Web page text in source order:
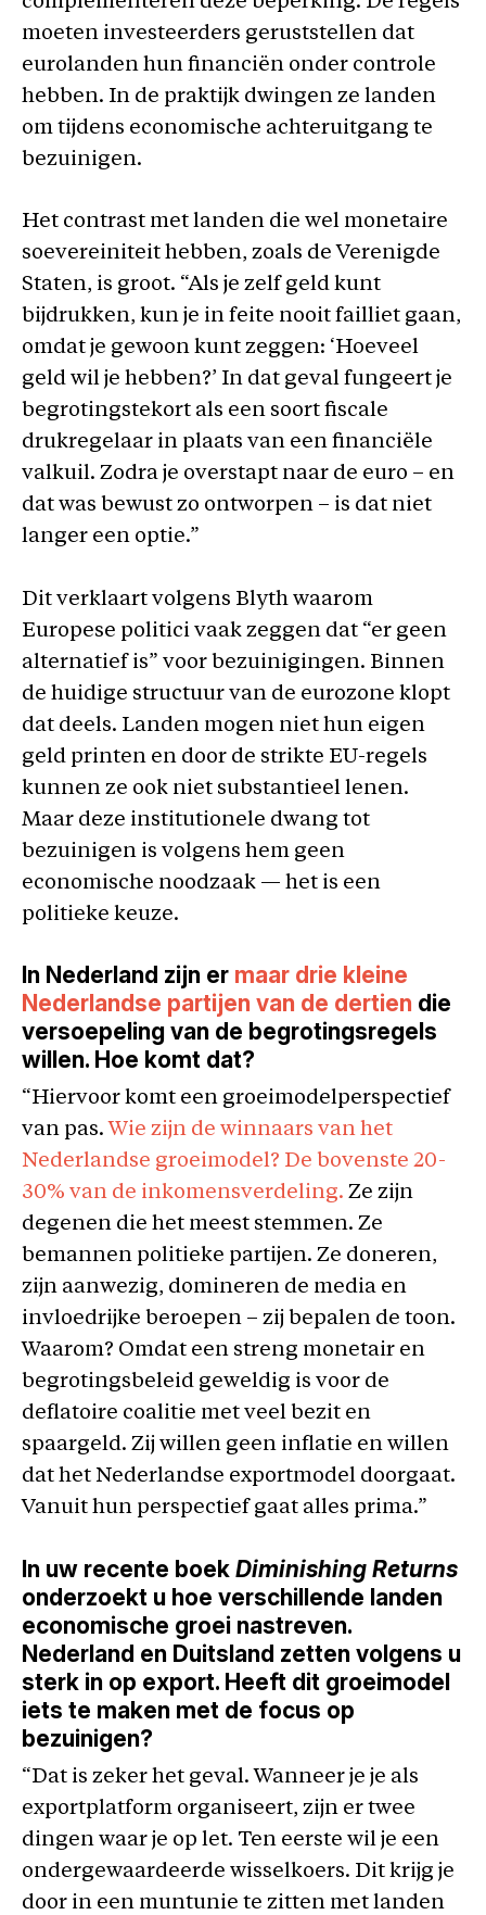
moeten investeerders geruststellen dat
eurolanden hun financiën onder controle
hebben. In de praktijk dwingen ze landen
om tijdens economische achteruitgang te
bezuinigen.
Het contrast met landen die wel monetaire
soevereiniteit hebben, zoals de Verenigde
Staten, is groot. “Als je zelf geld kunt
bijdrukken, kun je in feite nooit failliet gaan,
omdat je gewoon kunt zeggen: ‘Hoeveel
geld wil je hebben?’ In dat geval fungeert je
begrotingstekort als een soort fiscale
drukregelaar in plaats van een financiële
valkuil. Zodra je overstapt naar de euro – en
dat was bewust zo ontworpen – is dat niet
langer een optie.”
Dit verklaart volgens Blyth waarom
Europese politici vaak zeggen dat “er geen
alternatief is” voor bezuinigingen. Binnen
de huidige structuur van de eurozone klopt
dat deels. Landen mogen niet hun eigen
geld printen en door de strikte EU-regels
kunnen ze ook niet substantieel lenen.
Maar deze institutionele dwang tot
bezuinigen is volgens hem geen
economische noodzaak — het is een
politieke keuze.
In Nederland zijn er maar drie kleine
Nederlandse partijen van de dertien die
versoepeling van de begrotingsregels
willen. Hoe komt dat?
“Hiervoor komt een groeimodelperspectief
van pas. Wie zijn de winnaars van het
Nederlandse groeimodel? De bovenste 20-
30% van de inkomensverdeling. Ze zijn
degenen die het meest stemmen. Ze
bemannen politieke partijen. Ze doneren,
zijn aanwezig, domineren de media en
invloedrijke beroepen – zij bepalen de toon.
Waarom? Omdat een streng monetair en
begrotingsbeleid geweldig is voor de
deflatoire coalitie met veel bezit en
spaargeld. Zij willen geen inflatie en willen
dat het Nederlandse exportmodel doorgaat.
Vanuit hun perspectief gaat alles prima.”
In uw recente boek Diminishing Returns
onderzoekt u hoe verschillende landen
economische groei nastreven.
Nederland en Duitsland zetten volgens u
sterk in op export. Heeft dit groeimodel
iets te maken met de focus op
bezuinigen?
“Dat is zeker het geval. Wanneer je je als
exportplatform organiseert, zijn er twee
dingen waar je op let. Ten eerste wil je een
ondergewaardeerde wisselkoers. Dit krijg je
door in een muntunie te zitten met landen